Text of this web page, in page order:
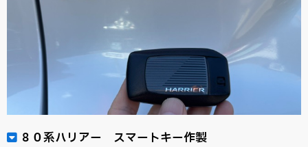
８０系ハリアー スマートキー作製